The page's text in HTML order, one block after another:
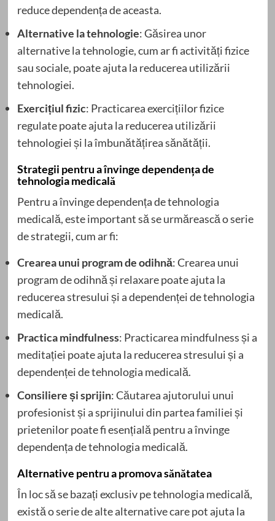
reduce dependența de aceasta.
Alternative la tehnologie: Găsirea unor
alternative la tehnologie, cum ar fi activități fizice
sau sociale, poate ajuta la reducerea utilizării
tehnologiei.
Exercițiul fizic: Practicarea exercițiilor fizice
regulate poate ajuta la reducerea utilizării
tehnologiei și la îmbunătățirea sănătății.
Strategii pentru a învinge dependența de
tehnologia medicală
Pentru a învinge dependența de tehnologia
medicală, este important să se urmărească o serie
de strategii, cum ar fi:
Crearea unui program de odihnă: Crearea unui
program de odihnă și relaxare poate ajuta la
reducerea stresului și a dependenței de tehnologia
medicală.
Practica mindfulness: Practicarea mindfulness și a
meditației poate ajuta la reducerea stresului și a
dependenței de tehnologia medicală.
Consiliere și sprijin: Căutarea ajutorului unui
profesionist și a sprijinului din partea familiei și
prietenilor poate fi esențială pentru a învinge
dependența de tehnologia medicală.
Alternative pentru a promova sănătatea
În loc să se bazați exclusiv pe tehnologia medicală,
există o serie de alte alternative care pot ajuta la